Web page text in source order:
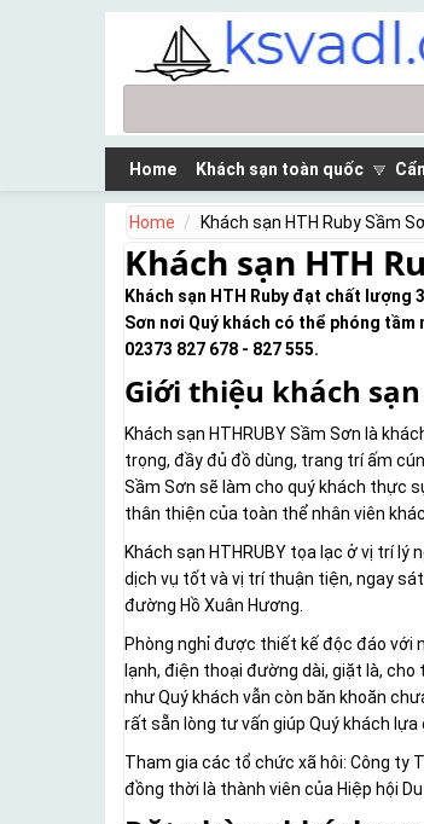
Skip to main content
Home Khách sạn toàn quốc
Home Khách sạn HTH Ruby Sầm
Khách sạn HTH
Khách sạn HTH Ruby đạt chất lượng
Sơn nơi Quý khách có thể phóng tầm
02373 827 678 - 827 555.
Giới thiệu khách sạn
Khách sạn HTHRUBY Sầm Sơn là
trọng, đầy đủ đồ dùng, trang trí ấm
Sầm Sơn sẽ làm cho quý khách thực
thân thiện của toàn thể nhân viên
Khách sạn HTHRUBY tọa lạc ở vị trí
dịch vụ tốt và vị trí thuận tiện, ngay
đường Hồ Xuân Hương.
Phòng nghỉ được thiết kế độc đáo với
lạnh, điện thoại đường dài, giặt là,
như Quý khách vẫn còn băn khoăn
rất sẵn lòng tư vấn giúp Quý khách
Tham gia các tổ chức xã hôi: Công ty
đồng thời là thành viên của Hiệp hội